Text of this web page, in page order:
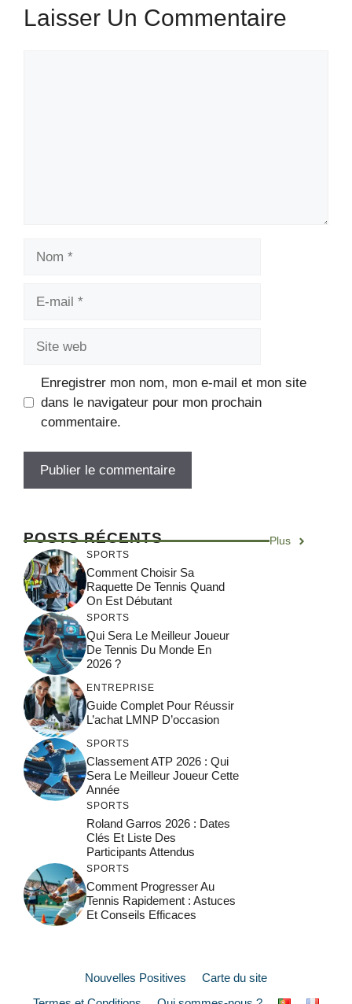
Laisser Un Commentaire
Enregistrer mon nom, mon e-mail et mon site
dans le navigateur pour mon prochain
commentaire.
POSTS RÉCENTS Plus
SPORTS
Comment Choisir Sa
Raquette De Tennis Quand
On Est Débutant
SPORTS
Qui Sera Le Meilleur Joueur
De Tennis Du Monde En
2026 ?
ENTREPRISE
Guide Complet Pour Réussir
L’achat LMNP D’occasion
SPORTS
Classement ATP 2026 : Qui
Sera Le Meilleur Joueur Cette
Année
SPORTS
Roland Garros 2026 : Dates
Clés Et Liste Des
Participants Attendus
SPORTS
Comment Progresser Au
Tennis Rapidement : Astuces
Et Conseils Efficaces
Nouvelles Positives
Carte du site